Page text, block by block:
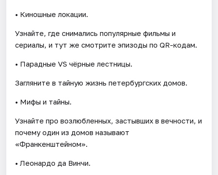
• Киношные локации.
Узнайте, где снимались популярные фильмы и
сериалы, и тут же смотрите эпизоды по QR-кодам.
• Парадные VS чёрные лестницы.
Загляните в тайную жизнь петербургских домов.
• Мифы и тайны.
Узнайте про возлюбленных, застывших в вечности, и
почему один из домов называют
«Франкенштейном».
• Леонардо да Винчи.